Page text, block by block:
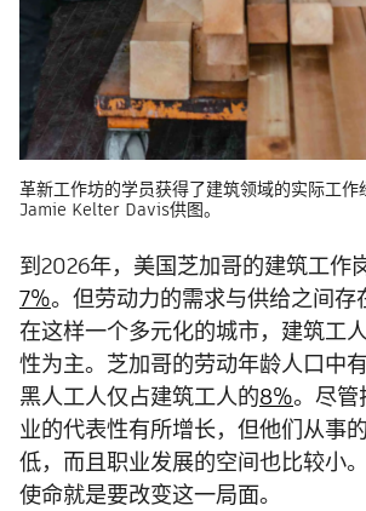
革新工作坊的学员获得了建筑领域的实际工作
Jamie Kelter Davis供图。
到2026年，美国芝加哥的建筑工作
7%。但劳动力的需求与供给之间存
在这样一个多元化的城市，建筑工
性为主。芝加哥的劳动年龄人口中
黑人工人仅占建筑工人的8%。尽管
业的代表性有所增长，但他们从事
低，而且职业发展的空间也比较小
使命就是要改变这一局面。